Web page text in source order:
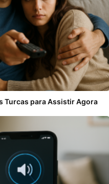
Turcas para Assistir Agora